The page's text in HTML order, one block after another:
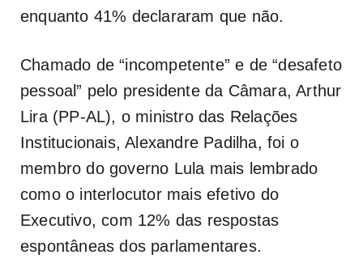
enquanto 41% declararam que não.
Chamado de “incompetente” e de “desafeto
pessoal” pelo presidente da Câmara, Arthur
Lira (PP-AL), o ministro das Relações
Institucionais, Alexandre Padilha, foi o
membro do governo Lula mais lembrado
como o interlocutor mais efetivo do
Executivo, com 12% das respostas
espontâneas dos parlamentares.